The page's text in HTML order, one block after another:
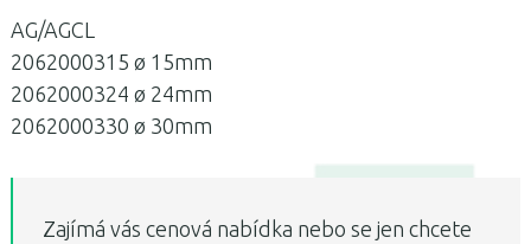
AG/AGCL
2062000315 ø 15mm
2062000324 ø 24mm
2062000330 ø 30mm
Zajímá vás cenová nabídka nebo se jen chcete